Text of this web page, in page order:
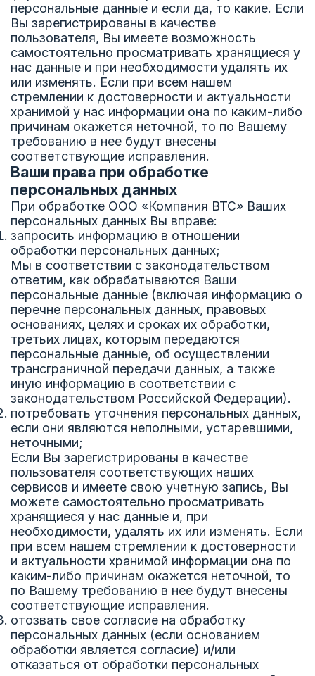
персональные данные и если да, то какие. Если
Вы зарегистрированы в качестве
пользователя, Вы имеете возможность
самостоятельно просматривать хранящиеся у
нас данные и при необходимости удалять их
или изменять. Если при всем нашем
стремлении к достоверности и актуальности
хранимой у нас информации она по каким-либо
причинам окажется неточной, то по Вашему
требованию в нее будут внесены
соответствующие исправления.
Ваши права при обработке
персональных данных
При обработке ООО «Компания ВТС» Ваших
персональных данных Вы вправе:
запросить информацию в отношении
обработки персональных данных;
Мы в соответствии с законодательством
ответим, как обрабатываются Ваши
персональные данные (включая информацию о
перечне персональных данных, правовых
основаниях, целях и сроках их обработки,
третьих лицах, которым передаются
персональные данные, об осуществлении
трансграничной передачи данных, а также
иную информацию в соответствии с
законодательством Российской Федерации).
потребовать уточнения персональных данных,
если они являются неполными, устаревшими,
неточными;
Если Вы зарегистрированы в качестве
пользователя соответствующих наших
сервисов и имеете свою учетную запись, Вы
можете самостоятельно просматривать
хранящиеся у нас данные и, при
необходимости, удалять их или изменять. Если
при всем нашем стремлении к достоверности
и актуальности хранимой информации она по
каким-либо причинам окажется неточной, то
по Вашему требованию в нее будут внесены
соответствующие исправления.
отозвать свое согласие на обработку
персональных данных (если основанием
обработки является согласие) и/или
отказаться от обработки персональных